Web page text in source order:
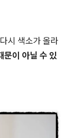
시 색소가 올라
문이 아닐 수 있